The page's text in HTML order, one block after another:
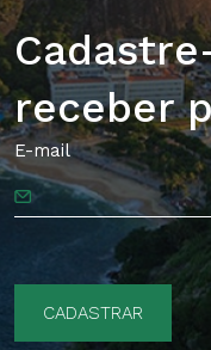
receber
E-mail
CADASTRAR